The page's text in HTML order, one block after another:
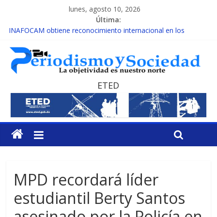
lunes, agosto 10, 2026
Última:
INAFOCAM obtiene reconocimiento internacional en los
15 de febrero de cada año es Día Nacional de la lucha contra el
cáncer infantil
EL ENFOQUE UNILATERAL DE LA COALICIÓN
MESCyT y Universidad Albizu apoyarán rehabilitación de
reclusos
MESCyT presenta calendario de Consulta Nacional por la
Educación
ETED
MPD recordará líder
estudiantil Berty Santos